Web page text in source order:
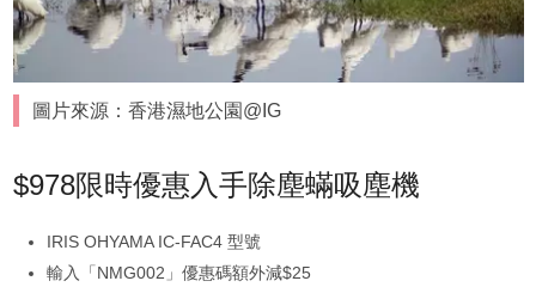
圖片來源：香港濕地公園@IG
$978限時優惠入手除塵蟎吸塵機
IRIS OHYAMA IC-FAC4 型號
輸入「NMG002」優惠碼額外減$25